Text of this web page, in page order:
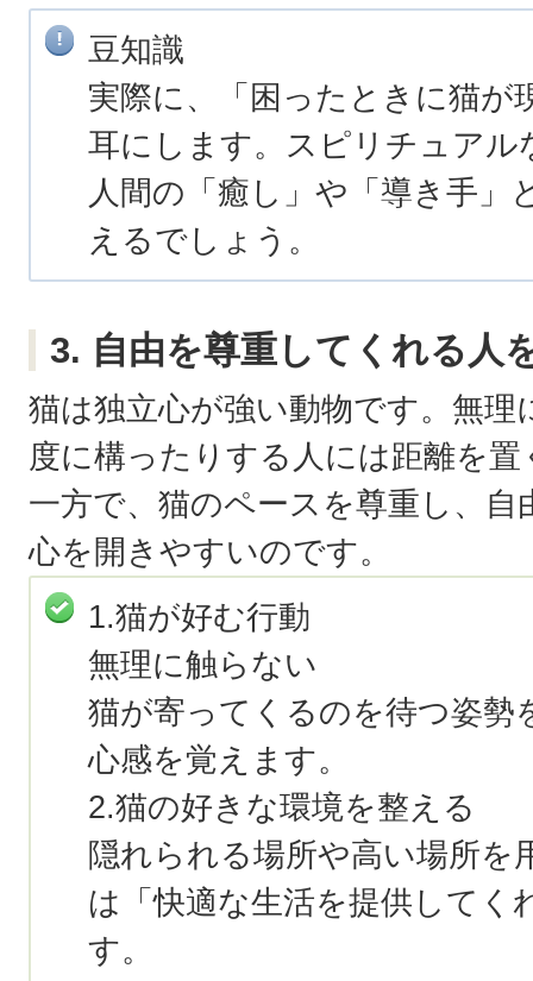
豆知識
実際に、「困ったときに猫が
耳にします。スピリチュアル
人間の「癒し」や「導き手」
えるでしょう。
3. 自由を尊重してくれる人
猫は独立心が強い動物です。無
度に構ったりする人には距離を
一方で、猫のペースを尊重し、
心を開きやすいのです。
1.猫が好む行動
無理に触らない
猫が寄ってくるのを待つ姿勢
心感を覚えます。
2.猫の好きな環境を整える
隠れられる場所や高い場所を
は「快適な生活を提供してく
す。